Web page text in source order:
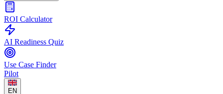
ROI Calculator
AI Readiness Quiz
Use Case Finder
Pilot
EN